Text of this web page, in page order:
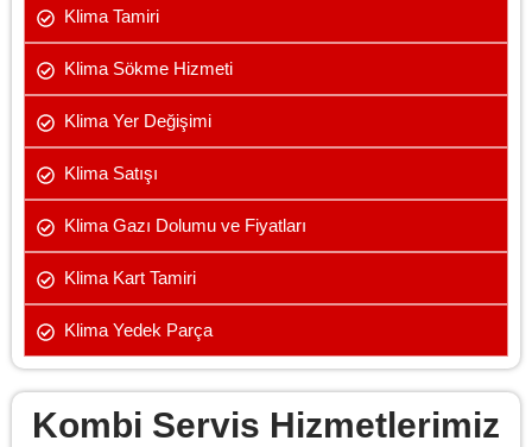
Klima Tamiri
Klima Sökme Hizmeti
Klima Yer Değişimi
Klima Satışı
Klima Gazı Dolumu ve Fiyatları
Klima Kart Tamiri
Klima Yedek Parça
Kombi Servis Hizmetlerimiz